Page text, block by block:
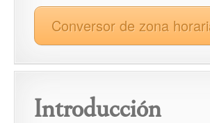
Conversor de zona
Introducción